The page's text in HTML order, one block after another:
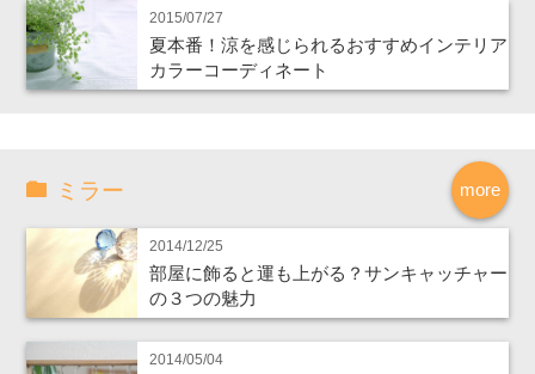
2015/07/27
夏本番！涼を感じられるおすすめインテリア
カラーコーディネート
more
ミラー
2014/12/25
部屋に飾ると運も上がる？サンキャッチャー
の３つの魅力
2014/05/04